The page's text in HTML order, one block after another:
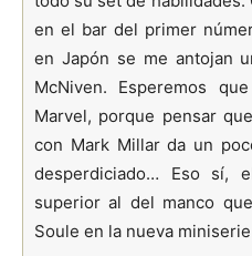
en el bar del primer
en Japón se me antojan
McNiven. Esperemos
Marvel, porque pensar
con Mark Millar da un
desperdiciado… Eso sí,
superior al del manco
Soule en la nueva